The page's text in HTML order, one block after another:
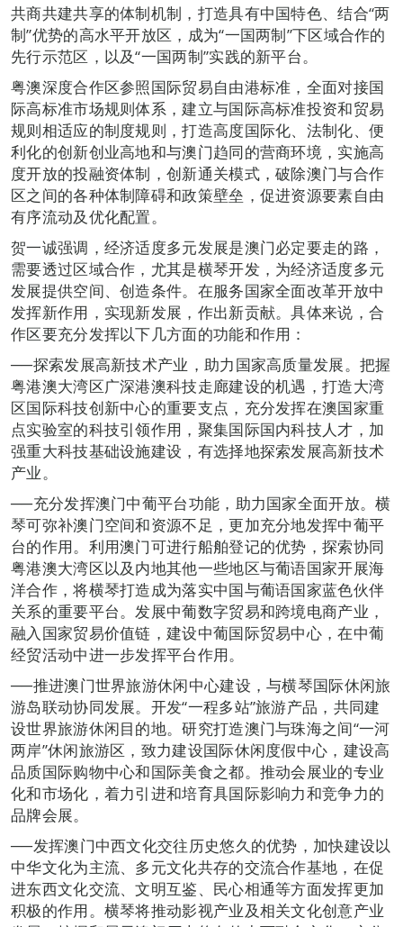
共商共建共享的体制机制，打造具有中国特色、结合“两
制”优势的高水平开放区，成为“一国两制”下区域合作的
先行示范区，以及“一国两制”实践的新平台。
粤澳深度合作区参照国际贸易自由港标准，全面对接国
际高标准市场规则体系，建立与国际高标准投资和贸易
规则相适应的制度规则，打造高度国际化、法制化、便
利化的创新创业高地和与澳门趋同的营商环境，实施高
度开放的投融资体制，创新通关模式，破除澳门与合作
区之间的各种体制障碍和政策壁垒，促进资源要素自由
有序流动及优化配置。
贺一诚强调，经济适度多元发展是澳门必定要走的路，
需要透过区域合作，尤其是横琴开发，为经济适度多元
发展提供空间、创造条件。在服务国家全面改革开放中
发挥新作用，实现新发展，作出新贡献。具体来说，合
作区要充分发挥以下几方面的功能和作用：
──探索发展高新技术产业，助力国家高质量发展。把握
粤港澳大湾区广深港澳科技走廊建设的机遇，打造大湾
区国际科技创新中心的重要支点，充分发挥在澳国家重
点实验室的科技引领作用，聚集国际国内科技人才，加
强重大科技基础设施建设，有选择地探索发展高新技术
产业。
──充分发挥澳门中葡平台功能，助力国家全面开放。横
琴可弥补澳门空间和资源不足，更加充分地发挥中葡平
台的作用。利用澳门可进行船舶登记的优势，探索协同
粤港澳大湾区以及内地其他一些地区与葡语国家开展海
洋合作，将横琴打造成为落实中国与葡语国家蓝色伙伴
关系的重要平台。发展中葡数字贸易和跨境电商产业，
融入国家贸易价值链，建设中葡国际贸易中心，在中葡
经贸活动中进一步发挥平台作用。
──推进澳门世界旅游休闲中心建设，与横琴国际休闲旅
游岛联动协同发展。开发“一程多站”旅游产品，共同建
设世界旅游休闲目的地。研究打造澳门与珠海之间“一河
两岸”休闲旅游区，致力建设国际休闲度假中心，建设高
品质国际购物中心和国际美食之都。推动会展业的专业
化和市场化，着力引进和培育具国际影响力和竞争力的
品牌会展。
──发挥澳门中西文化交往历史悠久的优势，加快建设以
中华文化为主流、多元文化共存的交流合作基地，在促
进东西文化交流、文明互鉴、民心相通等方面发挥更加
积极的作用。横琴将推动影视产业及相关文化创意产业